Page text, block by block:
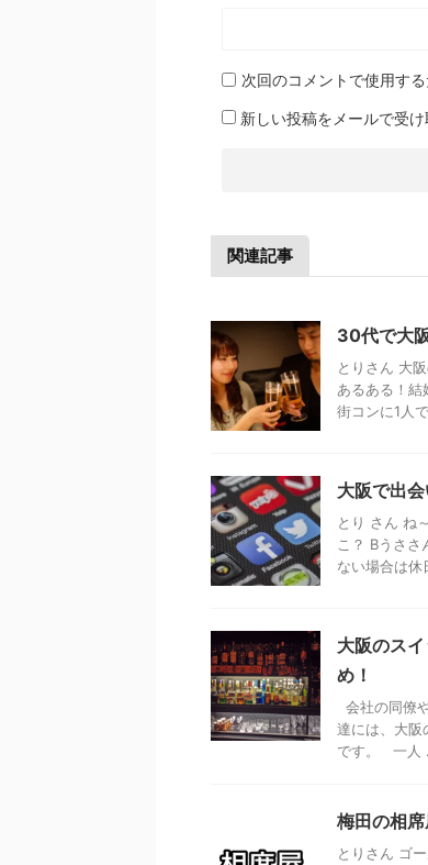
次回のコメントで使用す
新しい投稿をメールで受け
関連記事
30代で大
とりさん 大
あるある！
街コンに1人
大阪で出
とり さん ね
こ？ Bうさ
ない場合は休
大阪のス
め！
会社の同僚
達には、大阪
です。 一人
梅田の相
とりさん ゴ